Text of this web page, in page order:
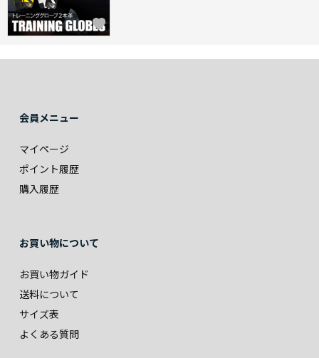
会員メニュー
マイページ
ポイント履歴
購入履歴
お買い物について
お買い物ガイド
送料について
サイズ表
よくある質問